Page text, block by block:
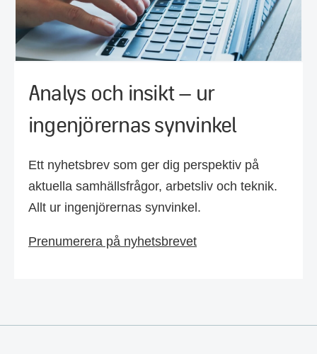
Analys och insikt – ur
ingenjörernas synvinkel
Ett nyhetsbrev som ger dig perspektiv på
aktuella samhällsfrågor, arbetsliv och teknik.
Allt ur ingenjörernas synvinkel.
Prenumerera på nyhetsbrevet